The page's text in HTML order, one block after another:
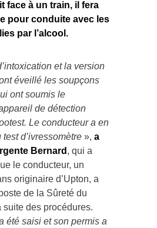
pour conduite avec les
par l’alcool.
et la version
éveillé les soupçons
ont soumis le
de détection
Le conducteur a en
d’ivressomètre
Bernard , qui a
le conducteur, un
originaire d’Upton, a
de la Sûreté du
des procédures.
été saisi et son permis a